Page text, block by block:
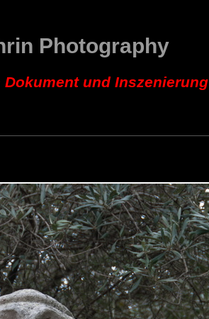
Photography
und Inszenierung